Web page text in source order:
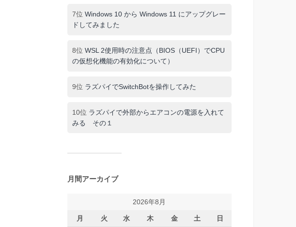
7位 Windows 10 から Windows 11 にアップグレー
ドしてみました
8位 WSL 2使用時の注意点（BIOS（UEFI）でCPU
の仮想化機能の有効化について）
9位 ラズパイでSwitchBotを操作してみた
10位 ラズパイで外部からエアコンの電源を入れて
みる その１
月間アーカイブ
2026年8月
月 火 水 木 金 土 日